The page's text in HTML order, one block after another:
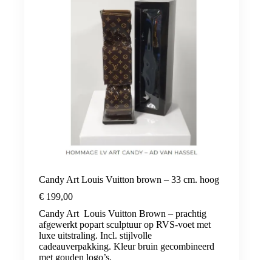
Candy Art Louis Vuitton brown – 33 cm. hoog
€ 199,00
Candy Art Louis Vuitton Brown – prachtig
afgewerkt popart sculptuur op RVS-voet met
luxe uitstraling. Incl. stijlvolle
cadeauverpakking. Kleur bruin gecombineerd
met gouden logo’s.